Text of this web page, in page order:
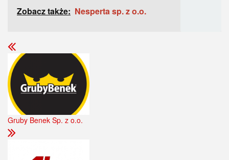
Zobacz także: Nesperta sp. z o.o.
Gruby Benek Sp. z o.o.